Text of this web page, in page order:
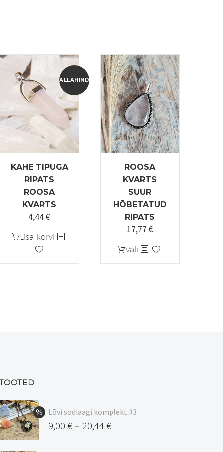
ALLAHINDLUS!
KAHE TIPUGA
RIPATS
ROOSA
KVARTS
Algne
oli:
5,55 €.
4,44€Praegune
on:
Lisa korvi
ROOSA
KVARTS
SUUR
HÕBETATUD
RIPATS
17,77 €
Vali Sellel
tootel
TOOTED
Lõvi sodiaagi komplekt #3
9,00 € – 20,44 €